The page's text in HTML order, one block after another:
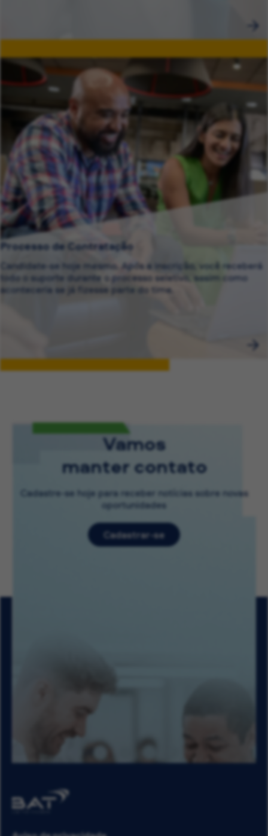
Processo de Contratação
Candidate-se hoje mesmo. Após a inscrição, você receberá
todo o suporte durante o processo seletivo, assim como
aconteceria se já fizesse parte do time.
Vamos
manter contato
Cadastre-se hoje para receber notícias sobre novas
oportunidades
Cadastrar-se